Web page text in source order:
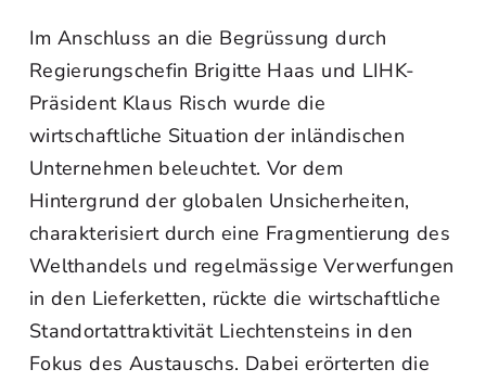
Im Anschluss an die Begrüssung durch
Regierungschefin Brigitte Haas und LIHK-
Präsident Klaus Risch wurde die
wirtschaftliche Situation der inländischen
Unternehmen beleuchtet. Vor dem
Hintergrund der globalen Unsicherheiten,
charakterisiert durch eine Fragmentierung des
Welthandels und regelmässige Verwerfungen
in den Lieferketten, rückte die wirtschaftliche
Standortattraktivität Liechtensteins in den
Fokus des Austauschs. Dabei erörterten die